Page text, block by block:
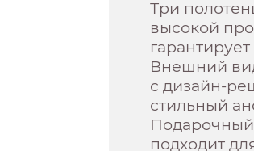
Три
высокой
Внешний
с дизайн-
стильный
подходит